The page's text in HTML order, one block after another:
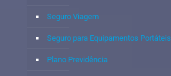
Seguro Viagem
Seguro para Equipamentos Portáteis
Plano Previdência